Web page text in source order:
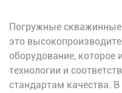
Погружные
это
оборудование, которое
технологии и
стандартам качества.